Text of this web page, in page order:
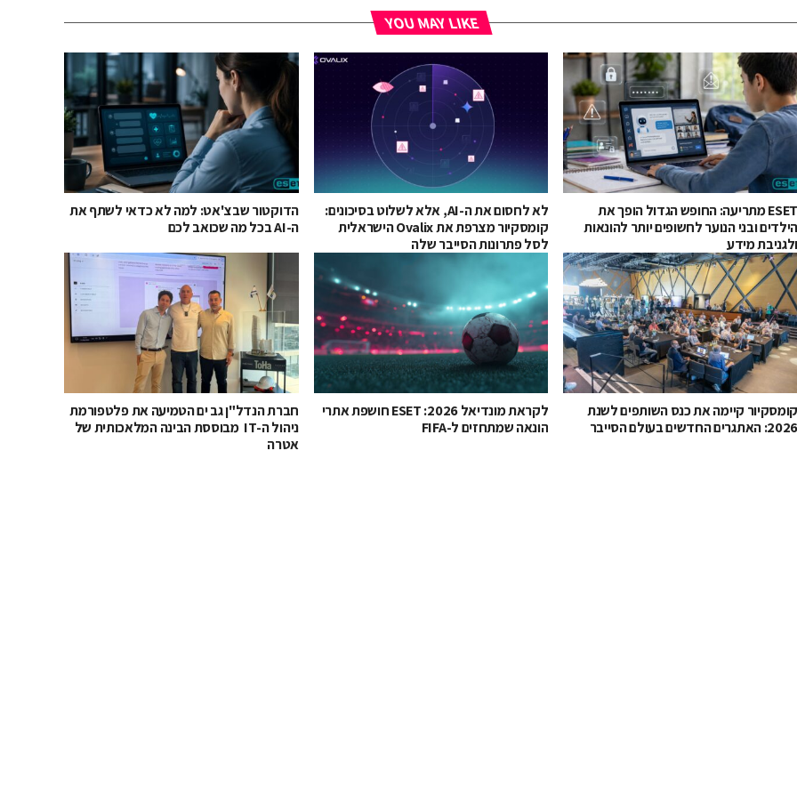
YOU MAY LIKE
ESET מתריעה: החופש הגדול הופך את
הילדים ובני הנוער לחשופים יותר להונאות
ולגניבת מידע
לא לחסום את ה-AI, אלא לשלוט בסיכונים:
קומסקיור מצרפת את Ovalix הישראלית
לסל פתרונות הסייבר שלה
הדוקטור שבצ'אט: למה לא כדאי לשתף את
ה-AI בכל מה שכואב לכם
קומסקיור קיימה את כנס השותפים לשנת
2026: האתגרים החדשים בעולם הסייבר
לקראת מונדיאל 2026: ESET חושפת אתרי
הונאה שמתחזים ל-FIFA
חברת הנדל"ן גב ים הטמיעה את פלטפורמת
ניהול ה-IT מבוססת הבינה המלאכותית של
אטרה